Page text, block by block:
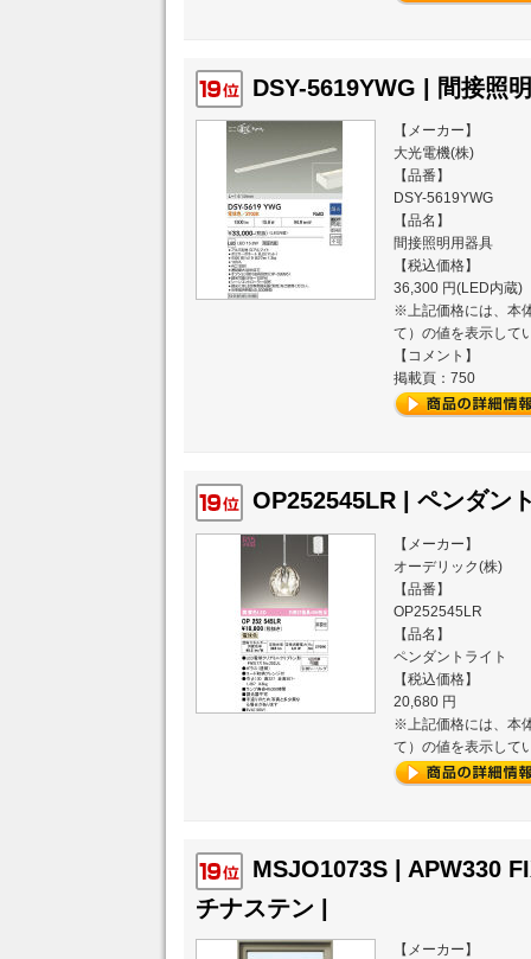
DSY-5619YWG | 間接照
【メーカー】
大光電機(株)
【品番】
DSY-5619YWG
【品名】
間接照明用器具
【税込価格】
36,300 円(LED内蔵)
※上記価格には、本
て）の値を表示して
【コメント】
掲載頁：750
OP252545LR | ペンダン
【メーカー】
オーデリック(株)
【品番】
OP252545LR
【品名】
ペンダントライト
【税込価格】
20,680 円
※上記価格には、本
て）の値を表示して
MSJO1073S | APW330
チナステン |
【メーカー】